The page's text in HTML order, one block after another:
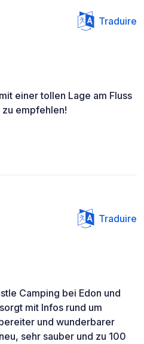
Traduire
einer tollen Lage am Fluss
empfehlen!
Traduire
Camping bei Edon und
mit Infos rund um
und wunderbarer
sehr sauber und zu 100